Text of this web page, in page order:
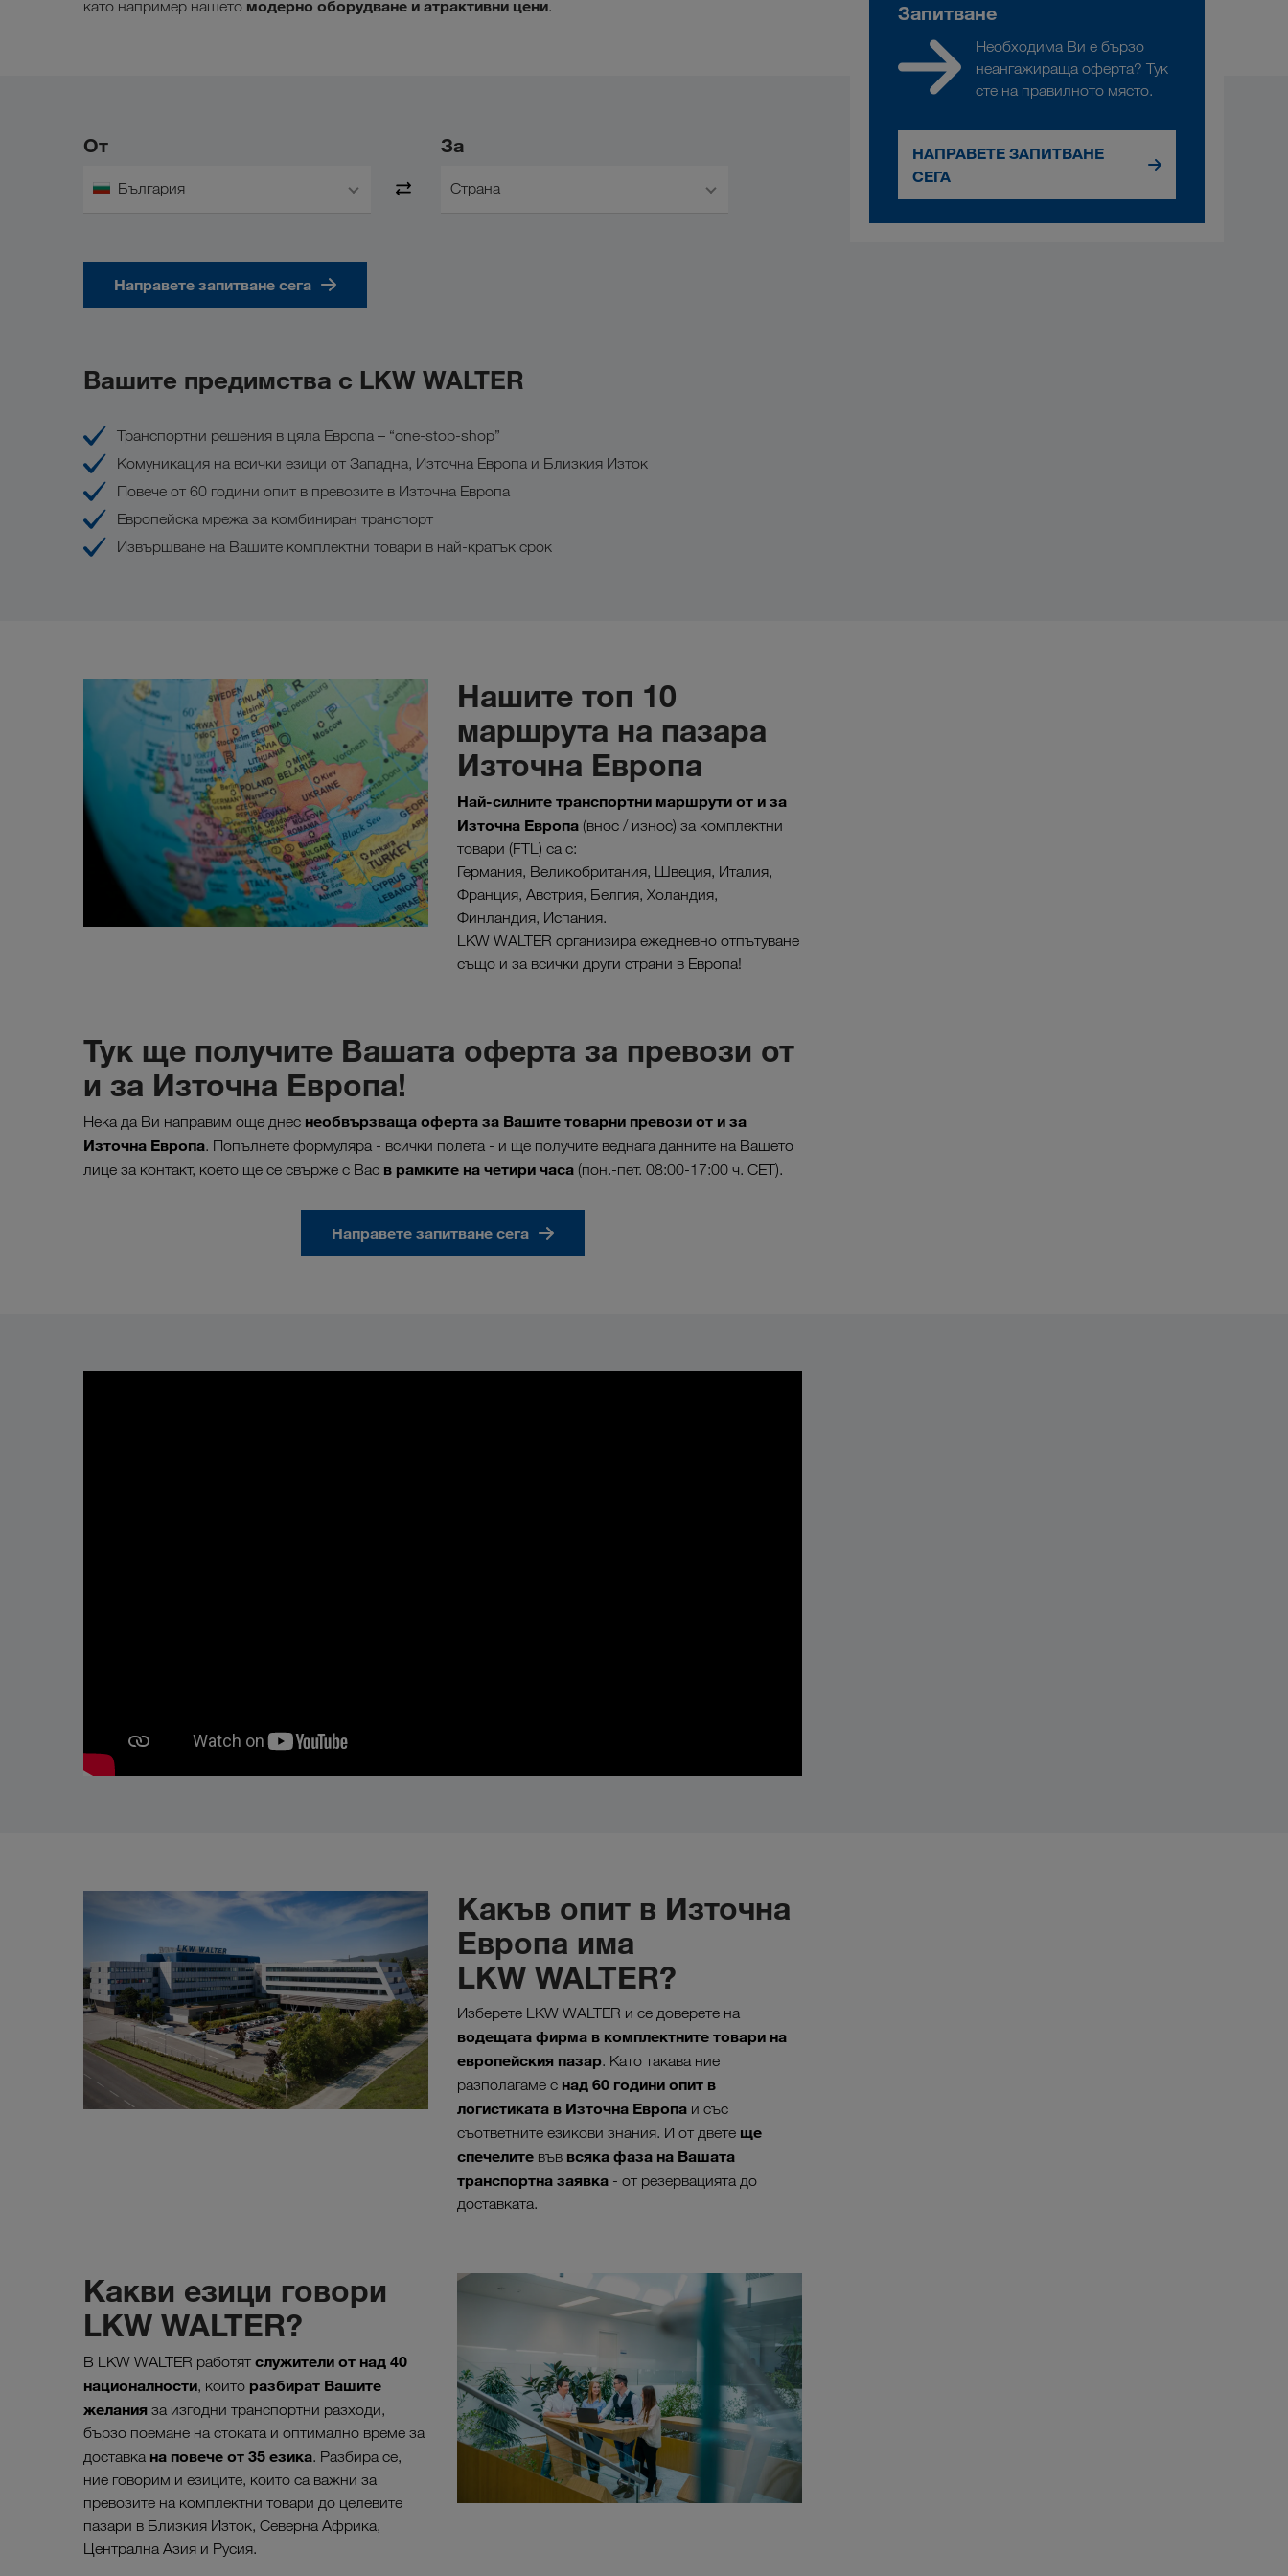
като например нашето модерно оборудване и атрактивни цени.
От
България
За
Страна
Направете запитване сега
Вашите предимства с LKW WALTER
Транспортни решения в цяла Европа – “one-stop-shop”
Комуникация на всички езици от Западна, Източна Европа и Близкия Изток
Повече от 60 години опит в превозите в Източна Европа
Европейска мрежа за комбиниран транспорт
Извършване на Вашите комплектни товари в най-кратък срок
Нашите топ 10
маршрута на пазара
Източна Европа
Най-силните транспортни маршрути от и за
Източна Европа (внос / износ) за комплектни
товари (FTL) са с:
Германия, Великобритания, Швеция, Италия,
Франция, Австрия, Белгия, Холандия,
Финландия, Испания.
LKW WALTER организира ежедневно отпътуване
също и за всички други страни в Европа!
Тук ще получите Вашата оферта за превози от
и за Източна Европа!
Нека да Ви направим още днес необвързваща оферта за Вашите товарни превози от и за
Източна Европа. Попълнете формуляра - всички полета - и ще получите веднага данните на Вашето
лице за контакт, което ще се свърже с Вас в рамките на четири часа (пон.-пет. 08:00-17:00 ч. CET).
Направете запитване сега
Какъв опит в Източна
Европа има
LKW WALTER?
Изберете LKW WALTER и се доверете на
водещата фирма в комплектните товари на
европейския пазар. Като такава ние
разполагаме с над 60 години опит в
логистиката в Източна Европа и със
съответните езикови знания. И от двете ще
спечелите във всяка фаза на Вашата
транспортна заявка - от резервацията до
доставката.
Какви езици говори
LKW WALTER?
В LKW WALTER работят служители от над 40
националности, които разбират Вашите
желания за изгодни транспортни разходи,
бързо поемане на стоката и оптимално време за
доставка на повече от 35 езика. Разбира се,
ние говорим и езиците, които са важни за
превозите на комплектни товари до целевите
пазари в Близкия Изток, Северна Африка,
Централна Азия и Русия.
Запитване
Необходима Ви е бързо
неангажираща оферта? Тук
сте на правилното място.
НАПРАВЕТЕ ЗАПИТВАНЕ
СЕГА